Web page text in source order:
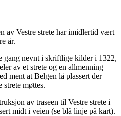
av Vestre strete har imidlertid vært
år.
gang nevnt i skriftlige kilder i 1322,
av et strete og en allmenning
ment at Belgen lå plassert der
strete møttes.
av traseen til Vestre strete i
midt i veien (se blå linje på kart).